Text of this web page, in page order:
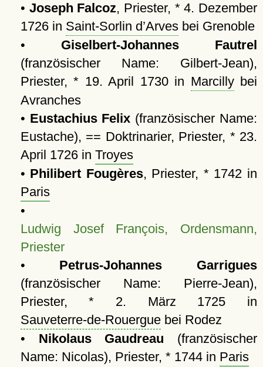
• Joseph Falcoz, Priester, * 4. Dezember
1726 in Saint-Sorlin d’Arvesbei Grenoble
• Giselbert-Johannes Fautrel
(französischer Name: Gilbert-Jean),
Priester, * 19. April 1730 in Marcillybei
Avranches
• Eustachius Felix (französischer Name:
Eustache), == Doktrinarier, Priester, * 23.
April 1726 in Troyes
• Philibert Fougères, Priester, * 1742 in
Paris
•
Ludwig Josef François, Ordensmann,
Priester
• Petrus-Johannes Garrigues
(französischer Name: Pierre-Jean),
Priester, * 2. März 1725 in
Sauveterre-de-Rouerguebei Rodez
• Nikolaus Gaudreau (französischer
Name: Nicolas), Priester, * 1744 in Paris